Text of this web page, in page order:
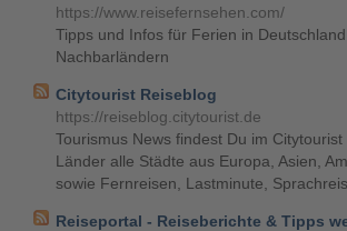
https://www.reisefernsehen.com/
Tipps und Infos für Ferien in
Nachbarländern
Citytourist Reiseblog
https://reiseblog.citytourist.de
Tourismus News findest Du im Citytourist
Länder alle Städte aus Europa, Asien,
sowie Fernreisen, Lastminute,
Reiseportal - Reiseberichte & Tipps